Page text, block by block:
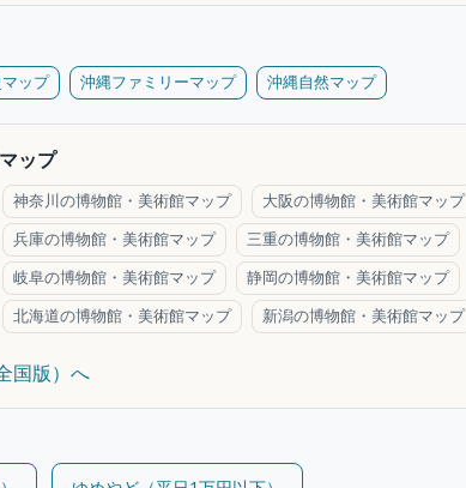
ップ 沖縄ファミリーマップ 沖縄自然マップ
ップ
神奈川の博物館・美術館マップ
大阪の博物館・美術館マップ
兵庫の博物館・美術館マップ
三重の博物館・美術館マップ
岐阜の博物館・美術館マップ
静岡の博物館・美術館マップ
北海道の博物館・美術館マップ 新潟の博物館・美術館マップ
国版）へ